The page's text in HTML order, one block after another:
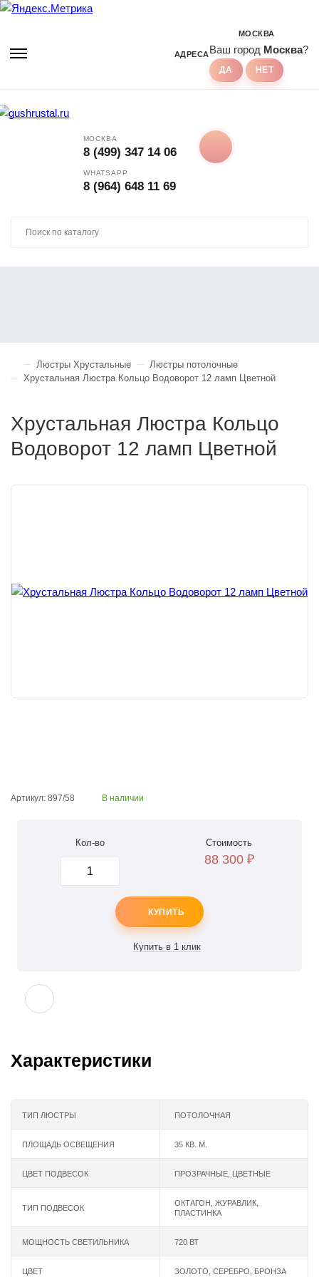
АДРЕСА
МОСКВА
Ваш город Москва?
МОСКВА
8 (499) 347 14 06
WHATSAPP
8 (964) 648 11 69
Люстры Хрустальные
Люстры потолочные
Хрустальная Люстра Кольцо Водоворот 12 ламп Цветной
Хрустальная Люстра Кольцо
Водоворот 12 ламп Цветной
Артикул: 897/58 В наличии
Кол-во Стоимость
88 300 ₽
КУПИТЬ
Характеристики
ТИП ЛЮСТРЫ ПОТОЛОЧНАЯ
ПЛОЩАДЬ ОСВЕЩЕНИЯ 35 КВ. М.
ЦВЕТ ПОДВЕСОК ПРОЗРАЧНЫЕ, ЦВЕТНЫЕ
ТИП ПОДВЕСОК
ОКТАГОН, ЖУРАВЛИК,
ПЛАСТИНКА
МОЩНОСТЬ СВЕТИЛЬНИКА 720 ВТ
ЦВЕТ ЗОЛОТО СЕРЕБРО БРОНЗА